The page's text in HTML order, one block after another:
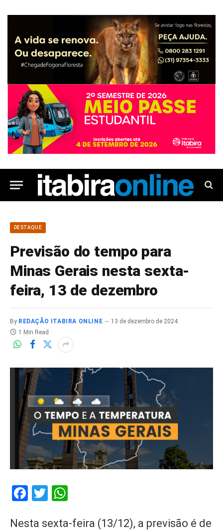
DESTAQUE
Previsão do tempo para
Minas Gerais nesta sexta-
feira, 13 de dezembro
By REDAÇÃO ITABIRA ONLINE
13 de dezembro de 2024
1 Min Read
Facebook
Twitter
Nesta sexta-feira (13/12), a previsão é de